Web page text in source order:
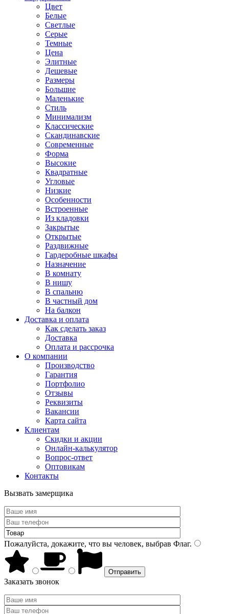
Цвет
Белые
Светлые
Серые
Темные
Цена
Элитные
Дешевые
Размеры
Большие
Маленькие
Стиль
Минимализм
Классические
Скандинавские
Современные
Форма
Высокие
Квадратные
Угловые
Низкие
Особенности
Встроенные
Из кладовки
Закрытые
Открытые
Раздвижные
Гардеробные шкафы
Назначение
В комнату
В нишу
В спальню
В частный дом
На балкон
Доставка и оплата
Как сделать заказ
Доставка
Оплата и рассрочка
О компании
Производство
Гарантия
Портфолио
Отзывы
Реквизиты
Вакансии
Карта сайта
Клиентам
Скидки и акции
Онлайн-калькулятор
Вопрос-ответ
Оптовикам
Контакты
Вызвать замерщика
Пожалуйста, докажите, что вы человек, выбрав Флаг.
Заказать звонок